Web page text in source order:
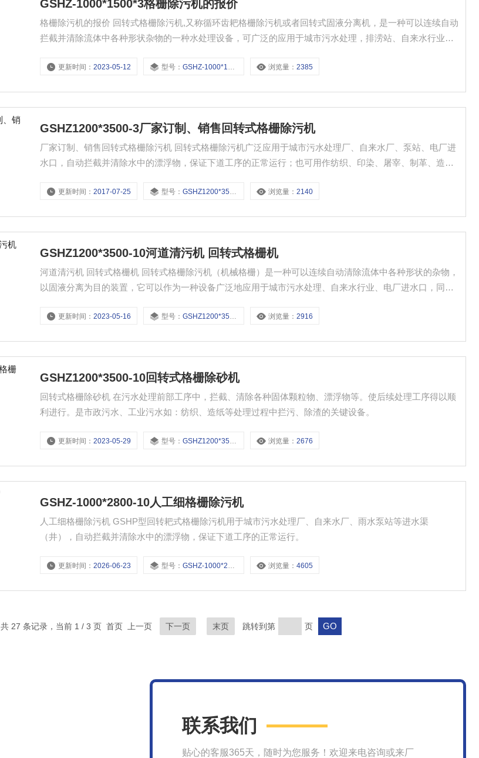
GSHZ-1000*1500*3格栅除污机的报价
格栅除污机的报价 回转式格栅除污机,又称循环齿耙格栅除污机或者回转式固液分离机，是一种可以连续自动
拦截并清除流体中各种形状杂物的一种水处理设备，可广泛的应用于城市污水处理，排涝站、自来水行业，
应用Z广也是Z为有效的固液筛分设备之一。
更新时间：2023-05-12 型号：GSHZ-1000*1500*3 浏览量：2385
GSHZ1200*3500-3厂家订制、销售回转式格栅除污机
厂家订制、销售回转式格栅除污机 回转式格栅除污机广泛应用于城市污水处理厂、自来水厂、泵站、电厂进
水口，自动拦截并清除水中的漂浮物，保证下道工序的正常运行；也可用作纺织、印染、屠宰、制革、造
更新时间：2017-07-25 型号：GSHZ1200*3500-3 浏览量：2140
GSHZ1200*3500-10河道清污机 回转式格栅机
河道清污机 回转式格栅机 回转式格栅除污机（机械格栅）是一种可以连续自动清除流体中各种形状的杂物，
以固液分离为目的装置，它可以作为一种设备广泛地应用于城市污水处理、自来水行业、电厂进水口，同时
械格栅又称格栅除污机
更新时间：2023-05-16 型号：GSHZ1200*3500-10 浏览量：2916
GSHZ1200*3500-10回转式格栅除砂机
回转式格栅除砂机 在污水处理前部工序中，拦截、清除各种固体颗粒物、漂浮物等。使后续处理工序得以顺
利进行。是市政污水、工业污水如：纺织、造纸等处理过程中拦污、除渣的关键设备。
更新时间：2023-05-29 型号：GSHZ1200*3500-10 浏览量：2676
GSHZ-1000*2800-10人工细格栅除污机
人工细格栅除污机 GSHP型回转耙式格栅除污机用于城市污水处理厂、自来水厂、雨水泵站等进水渠
（井），自动拦截并清除水中的漂浮物，保证下道工序的正常运行。
更新时间：2026-06-23 型号：GSHZ-1000*2800-10 浏览量：4605
共 27 条记录，当前 1 / 3 页 首页 上一页 下一页 末页 跳转到第 页
联系我们
贴心的客服365天，随时为您服务！欢迎来电咨询或来厂